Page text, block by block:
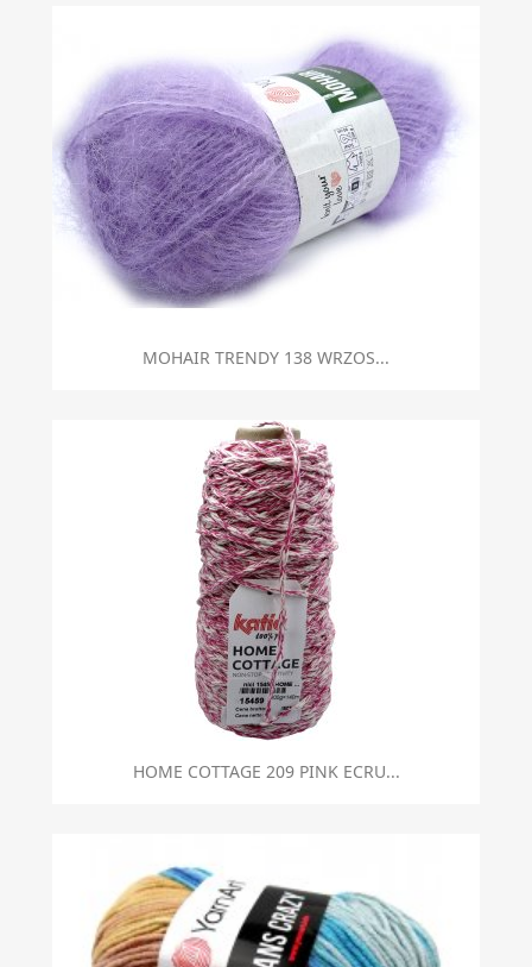
MOHAIR TRENDY 138 WRZOS...
HOME COTTAGE 209 PINK ECRU...